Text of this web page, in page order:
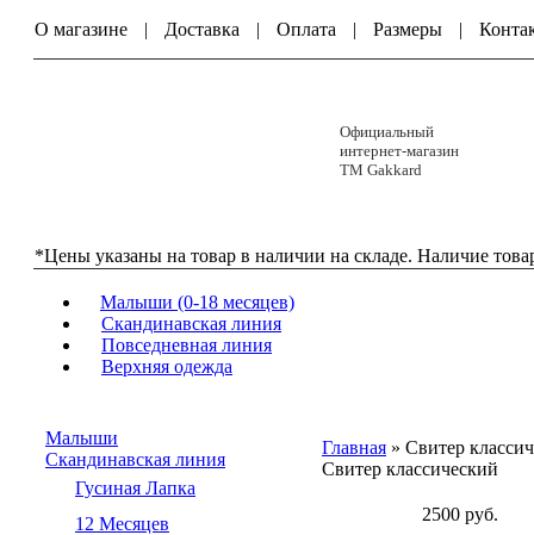
О магазине | Доставка | Оплата | Размеры |
Официальный
интернет-магазин
ТМ Gakkard
*Цены указаны на товар в наличии на складе. Наличие
Малыши (0-18 месяцев)
Скандинавская линия
Повседневная линия
Верхняя одежда
Малыши
Скандинавская линия
Гусиная Лапка
12 Месяцев
Главная » Свитер
Свитер классический
2500 руб.